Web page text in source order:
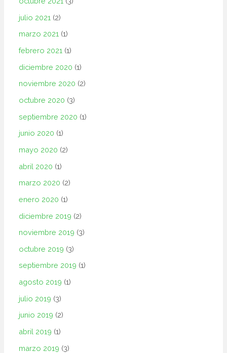
julio 2021 (2)
marzo 2021 (1)
febrero 2021 (1)
diciembre 2020 (1)
noviembre 2020 (2)
octubre 2020 (3)
septiembre 2020 (1)
junio 2020 (1)
mayo 2020 (2)
abril 2020 (1)
marzo 2020 (2)
enero 2020 (1)
diciembre 2019 (2)
noviembre 2019 (3)
octubre 2019 (3)
septiembre 2019 (1)
agosto 2019 (1)
julio 2019 (3)
junio 2019 (2)
abril 2019 (1)
marzo 2019 (3)